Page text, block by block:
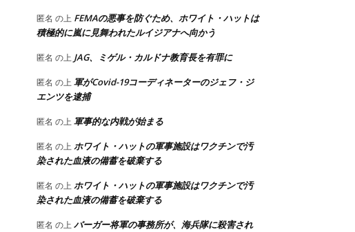
匿名 の上 FEMAの悪事を防ぐため、ホワイト・ハットは
積極的に嵐に見舞われたルイジアナへ向かう
匿名 の上 JAG、ミゲル・カルドナ教育長を有罪に
匿名 の上 軍がCovid-19コーディネーターのジェフ・ジ
エンツを逮捕
匿名 の上 軍事的な内戦が始まる
匿名 の上 ホワイト・ハットの軍事施設はワクチンで汚
染された血液の備蓄を破棄する
匿名 の上 ホワイト・ハットの軍事施設はワクチンで汚
染された血液の備蓄を破棄する
匿名 の上 バーガー将軍の事務所が、海兵隊に殺害され